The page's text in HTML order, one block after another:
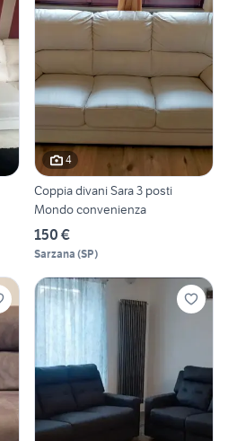
4
Coppia divani Sara 3 posti
Mondo convenienza
150 €
Sarzana (SP)